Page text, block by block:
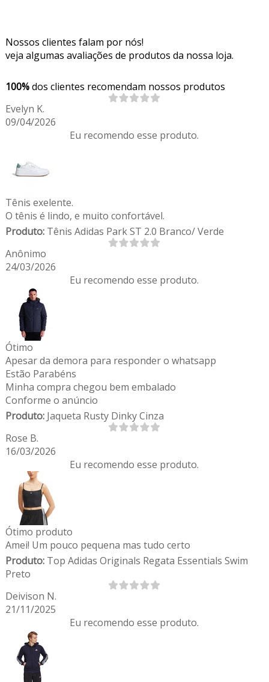
Nossos clientes falam por nós!
veja algumas avaliações de produtos da nossa loja.
100%dos clientes recomendam nossos produtos
Evelyn K.
09/04/2026
Eu recomendo esse produto.
Tênis exelente.
O tênis é lindo, e muito confortável.
Produto:Tênis Adidas Park ST 2.0 Branco/ Verde
Anônimo
24/03/2026
Eu recomendo esse produto.
Ótimo
Apesar da demora para responder o whatsapp
Estão Parabéns
Minha compra chegou bem embalado
Conforme o anúncio
Produto:Jaqueta Rusty Dinky Cinza
Rose B.
16/03/2026
Eu recomendo esse produto.
Ótimo produto
Amei! Um pouco pequena mas tudo certo
Produto:Top Adidas Originals Regata Essentials Swim
Preto
Deivison N.
21/11/2025
Eu recomendo esse produto.